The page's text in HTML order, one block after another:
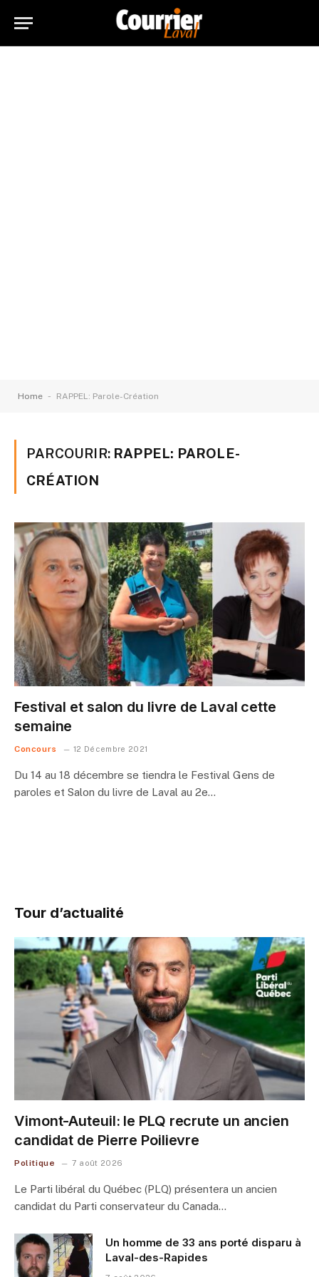
Home - RAPPEL: Parole-Création
PARCOURIR: RAPPEL: PAROLE-
CRÉATION
Festival et salon du livre de Laval cette
semaine
Concours 12 Décembre 2021
Du 14 au 18 décembre se tiendra le Festival Gens de
paroles et Salon du livre de Laval au 2e…
Tour d’actualité
Vimont-Auteuil: le PLQ recrute un ancien
candidat de Pierre Poilievre
Politique 7 août 2026
Le Parti libéral du Québec (PLQ) présentera un ancien
candidat du Parti conservateur du Canada…
Un homme de 33 ans porté disparu à
Laval-des-Rapides